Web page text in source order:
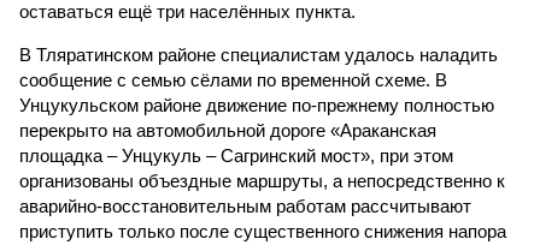
оставаться ещё три населённых пункта.
В Тляратинском районе специалистам удалось наладить
сообщение с семью сёлами по временной схеме. В
Унцукульском районе движение по-прежнему полностью
перекрыто на автомобильной дороге «Араканская
площадка – Унцукуль – Сагринский мост», при этом
организованы объездные маршруты, а непосредственно к
аварийно-восстановительным работам рассчитывают
приступить только после существенного снижения напора